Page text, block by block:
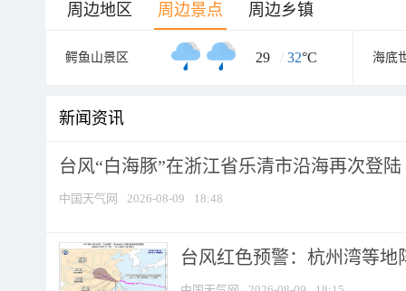
周边地区 周边景点 周边乡镇
鳄鱼山景区 29 / 32°C 海底
新闻资讯
台风“白海豚”在浙江省乐清市沿海再次登陆
中国天气网 2026-08-09 18:48
台风红色预警：杭州湾等地